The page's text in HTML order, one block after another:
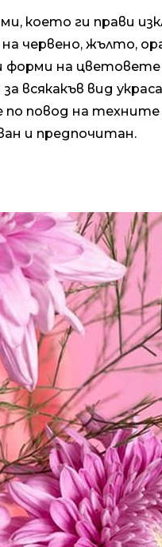
което ги прави
червено, жълто,
форми на
всякакъв вид
повод на
и предпочитан.